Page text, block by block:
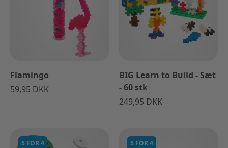
Flamingo
59,95 DKK
BIG Learn to Build - Sæt
- 60 stk
249,95 DKK
5 FOR 4 5 FOR 4